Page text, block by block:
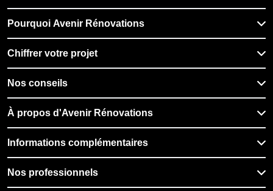
Pourquoi Avenir Rénovations
Chiffrer votre projet
Nos conseils
À propos d'Avenir Rénovations
Informations complémentaires
Nos professionnels